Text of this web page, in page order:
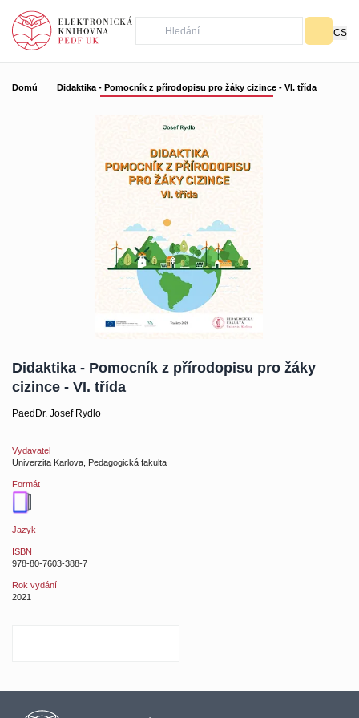
CS
Domů Didaktika - Pomocník z přírodopisu pro žáky cizince - VI. třída
Didaktika - Pomocník z přírodopisu pro žáky
cizince - VI. třída
PaedDr. Josef Rydlo
Vydavatel
Univerzita Karlova, Pedagogická fakulta
Formát
Jazyk
ISBN
978-80-7603-388-7
Rok vydání
2021